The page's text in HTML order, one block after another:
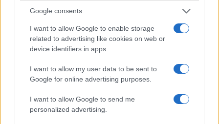
Google consents
I want to allow Google to enable storage
related to advertising like cookies on web or
device identifiers in apps.
I want to allow my user data to be sent to
Google for online advertising purposes.
I want to allow Google to send me
personalized advertising.